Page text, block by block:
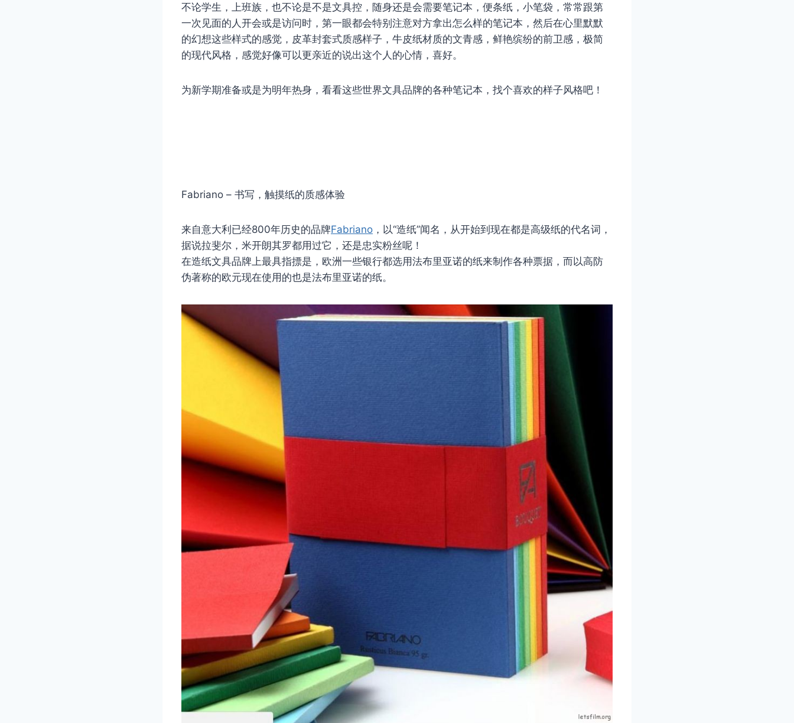
不论学生，上班族，也不论是不是文具控，随身还是会需要笔记本，便条纸，小笔袋，常常跟第
一次见面的人开会或是访问时，第一眼都会特别注意对方拿出怎么样的笔记本，然后在心里默默
的幻想这些样式的感觉，皮革封套式质感样子，牛皮纸材质的文青感，鲜艳缤纷的前卫感，极简
的现代风格，感觉好像可以更亲近的说出这个人的心情，喜好。
为新学期准备或是为明年热身，看看这些世界文具品牌的各种笔记本，找个喜欢的样子风格吧！
Fabriano – 书写，触摸纸的质感体验
来自意大利已经800年历史的品牌Fabriano ，以“造纸”闻名，从开始到现在都是高级纸的代名词，
据说拉斐尔，米开朗其罗都用过它，还是忠实粉丝呢！
在造纸文具品牌上最具指摽是，欧洲一些银行都选用法布里亚诺的纸来制作各种票据，而以高防
伪著称的欧元现在使用的也是法布里亚诺的纸。